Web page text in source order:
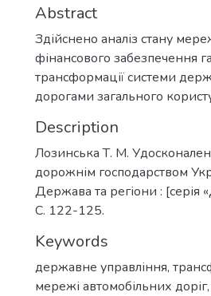
Abstract
Здійснено аналіз стану
фінансового забезпечення
трансформації системи
дорогами загального
Description
Лозинська Т. М.
дорожнім господарством
Держава та регіони :
С. 122-125.
Keywords
державне управління,
мережі автомобільних доріг,